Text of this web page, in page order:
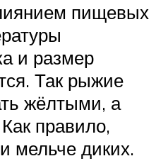
пищевых
и размер
Так рыжие
жёлтыми, а
правило,
мельче диких.